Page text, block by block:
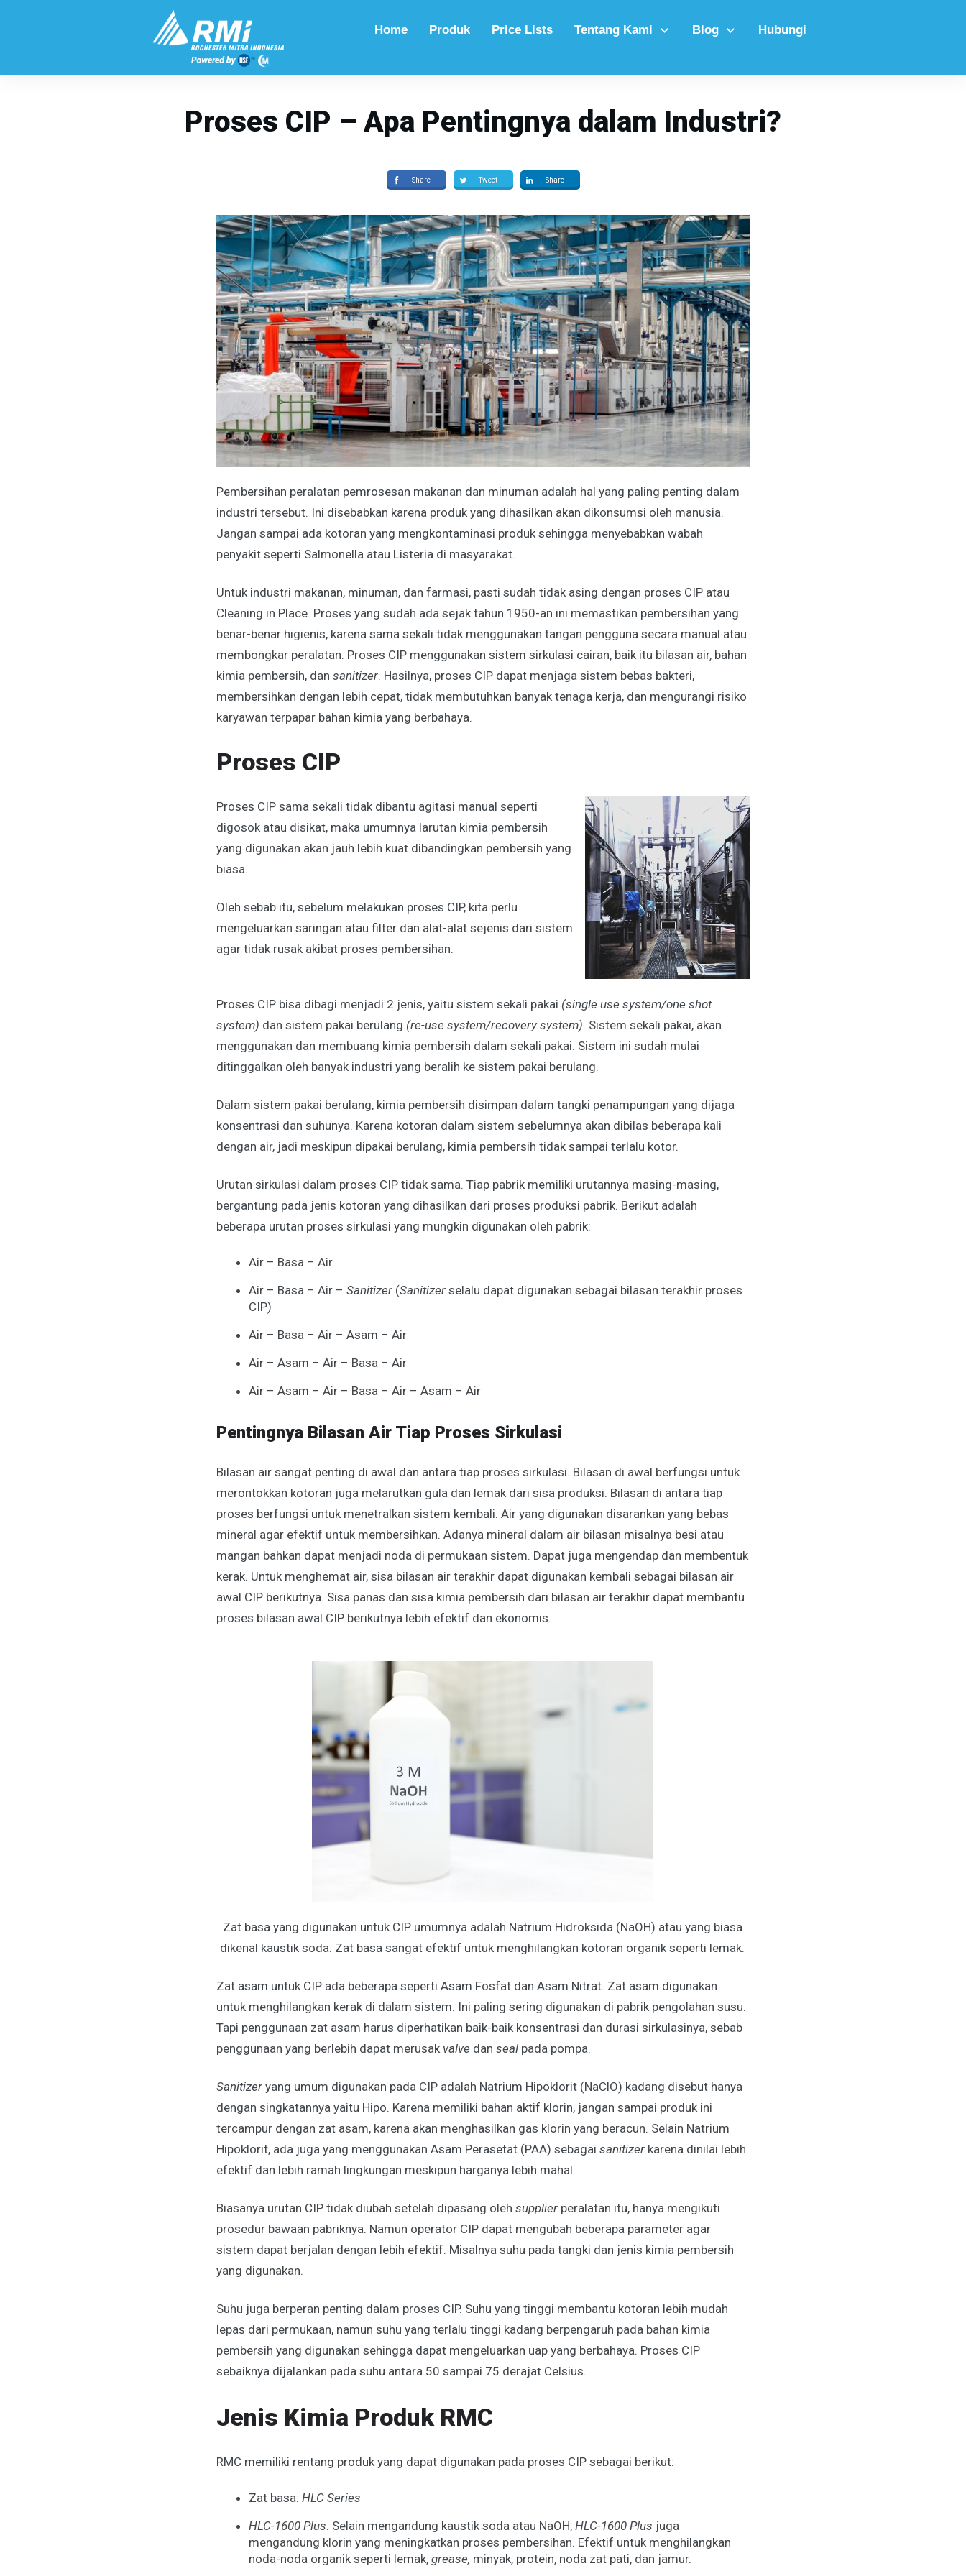
Home Produk Price Lists Tentang Kami Blog Hubungi
Proses CIP – Apa Pentingnya dalam Industri?
Share Tweet Share
Pembersihan peralatan pemrosesan makanan dan minuman adalah hal yang paling penting dalam
industri tersebut. Ini disebabkan karena produk yang dihasilkan akan dikonsumsi oleh manusia.
Jangan sampai ada kotoran yang mengkontaminasi produk sehingga menyebabkan wabah
penyakit seperti Salmonella atau Listeria di masyarakat.
Untuk industri makanan, minuman, dan farmasi, pasti sudah tidak asing dengan proses CIP atau
Cleaning in Place. Proses yang sudah ada sejak tahun 1950-an ini memastikan pembersihan yang
benar-benar higienis, karena sama sekali tidak menggunakan tangan pengguna secara manual atau
membongkar peralatan. Proses CIP menggunakan sistem sirkulasi cairan, baik itu bilasan air, bahan
kimia pembersih, dan sanitizer. Hasilnya, proses CIP dapat menjaga sistem bebas bakteri,
membersihkan dengan lebih cepat, tidak membutuhkan banyak tenaga kerja, dan mengurangi risiko
karyawan terpapar bahan kimia yang berbahaya.
Proses CIP
Proses CIP sama sekali tidak dibantu agitasi manual seperti
digosok atau disikat, maka umumnya larutan kimia pembersih
yang digunakan akan jauh lebih kuat dibandingkan pembersih yang
biasa.
Oleh sebab itu, sebelum melakukan proses CIP, kita perlu
mengeluarkan saringan atau filter dan alat-alat sejenis dari sistem
agar tidak rusak akibat proses pembersihan.
Proses CIP bisa dibagi menjadi 2 jenis, yaitu sistem sekali pakai (single use system/one shot
system) dan sistem pakai berulang (re-use system/recovery system). Sistem sekali pakai, akan
menggunakan dan membuang kimia pembersih dalam sekali pakai. Sistem ini sudah mulai
ditinggalkan oleh banyak industri yang beralih ke sistem pakai berulang.
Dalam sistem pakai berulang, kimia pembersih disimpan dalam tangki penampungan yang dijaga
konsentrasi dan suhunya. Karena kotoran dalam sistem sebelumnya akan dibilas beberapa kali
dengan air, jadi meskipun dipakai berulang, kimia pembersih tidak sampai terlalu kotor.
Urutan sirkulasi dalam proses CIP tidak sama. Tiap pabrik memiliki urutannya masing-masing,
bergantung pada jenis kotoran yang dihasilkan dari proses produksi pabrik. Berikut adalah
beberapa urutan proses sirkulasi yang mungkin digunakan oleh pabrik:
Air – Basa – Air
Air – Basa – Air – Sanitizer (Sanitizer selalu dapat digunakan sebagai bilasan terakhir proses
CIP)
Air – Basa – Air – Asam – Air
Air – Asam – Air – Basa – Air
Air – Asam – Air – Basa – Air – Asam – Air
Pentingnya Bilasan Air Tiap Proses Sirkulasi
Bilasan air sangat penting di awal dan antara tiap proses sirkulasi. Bilasan di awal berfungsi untuk
merontokkan kotoran juga melarutkan gula dan lemak dari sisa produksi. Bilasan di antara tiap
proses berfungsi untuk menetralkan sistem kembali. Air yang digunakan disarankan yang bebas
mineral agar efektif untuk membersihkan. Adanya mineral dalam air bilasan misalnya besi atau
mangan bahkan dapat menjadi noda di permukaan sistem. Dapat juga mengendap dan membentuk
kerak. Untuk menghemat air, sisa bilasan air terakhir dapat digunakan kembali sebagai bilasan air
awal CIP berikutnya. Sisa panas dan sisa kimia pembersih dari bilasan air terakhir dapat membantu
proses bilasan awal CIP berikutnya lebih efektif dan ekonomis.
Zat basa yang digunakan untuk CIP umumnya adalah Natrium Hidroksida (NaOH) atau yang biasa
dikenal kaustik soda. Zat basa sangat efektif untuk menghilangkan kotoran organik seperti lemak.
Zat asam untuk CIP ada beberapa seperti Asam Fosfat dan Asam Nitrat. Zat asam digunakan
untuk menghilangkan kerak di dalam sistem. Ini paling sering digunakan di pabrik pengolahan susu.
Tapi penggunaan zat asam harus diperhatikan baik-baik konsentrasi dan durasi sirkulasinya, sebab
penggunaan yang berlebih dapat merusak valve dan sealpada pompa.
Sanitizeryang umum digunakan pada CIP adalah Natrium Hipoklorit (NaClO) kadang disebut hanya
dengan singkatannya yaitu Hipo. Karena memiliki bahan aktif klorin, jangan sampai produk ini
tercampur dengan zat asam, karena akan menghasilkan gas klorin yang beracun. Selain Natrium
Hipoklorit, ada juga yang menggunakan Asam Perasetat (PAA) sebagai sanitizer karena dinilai lebih
efektif dan lebih ramah lingkungan meskipun harganya lebih mahal.
Biasanya urutan CIP tidak diubah setelah dipasang oleh supplierperalatan itu, hanya mengikuti
prosedur bawaan pabriknya. Namun operator CIP dapat mengubah beberapa parameter agar
sistem dapat berjalan dengan lebih efektif. Misalnya suhu pada tangki dan jenis kimia pembersih
yang digunakan.
Suhu juga berperan penting dalam proses CIP. Suhu yang tinggi membantu kotoran lebih mudah
lepas dari permukaan, namun suhu yang terlalu tinggi kadang berpengaruh pada bahan kimia
pembersih yang digunakan sehingga dapat mengeluarkan uap yang berbahaya. Proses CIP
sebaiknya dijalankan pada suhu antara 50 sampai 75 derajat Celsius.
Jenis Kimia Produk RMC
RMC memiliki rentang produk yang dapat digunakan pada proses CIP sebagai berikut:
Zat basa: HLC Series
HLC-1600 Plus. Selain mengandung kaustik soda atau NaOH, HLC-1600 Plus juga
mengandung klorin yang meningkatkan proses pembersihan. Efektif untuk menghilangkan
noda-noda organik seperti lemak, grease, minyak, protein, noda zat pati, dan jamur.